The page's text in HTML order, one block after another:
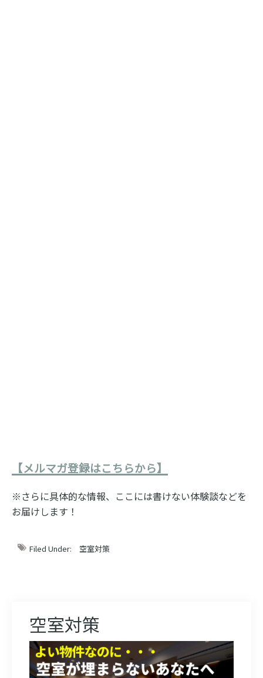
【メルマガ登録はこちらから】
※さらに具体的な情報、ここには書けない体験談などを
お届けします！
Filed Under: 空室対策
空室対策